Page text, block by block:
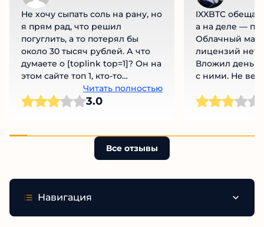
Не хочу сыпать соль на рану, но
я прям рад, что решил
погуглить, а то потерял бы
около 30 тысяч рублей. А что
думаете о [toplink top=1]? Он на
этом сайте топ 1, кто-то
пробовал с ними работать?
Читать полностью
3.0
IXXBTC
а на деле —
Облачный
лицензий нет,
Вложил
с ними. Не
Все отзывы
Навигация